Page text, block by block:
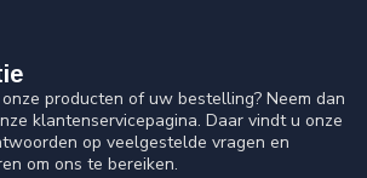
producten of uw bestelling? Neem dan
klantenservicepagina. Daar vindt u onze
op veelgestelde vragen en
om ons te bereiken.